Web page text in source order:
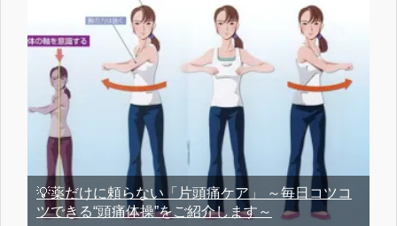
💡薬だけに頼らない「片頭痛ケア」 ～毎日コツコ
ツできる“頭痛体操”をご紹介します～